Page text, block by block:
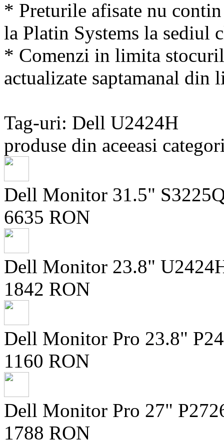
* Preturile afisate nu
la Platin Systems la sediul
* Comenzi in limita
actualizate saptamanal
Tag-uri: Dell U2424H
produse din aceeasi
Dell Monitor 31.5"
6635 RON
Dell Monitor 23.8"
1842 RON
Dell Monitor Pro 23.8"
1160 RON
Dell Monitor Pro 27"
1788 RON